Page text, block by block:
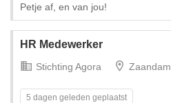
Tijdelijk
Petje af, en van jou!
HR Medewerker
Stichting Agora Zaandam
5 dagen geleden geplaatst